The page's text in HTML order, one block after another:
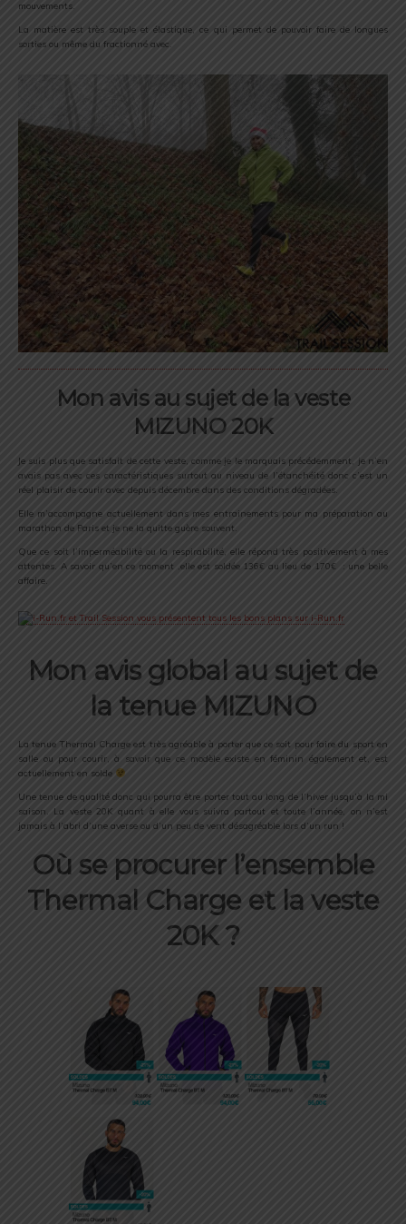
mouvements.
La matière est très souple et élastique, ce qui permet de pouvoir faire de longues
sorties ou même du fractionné avec.
Mon avis au sujet de la veste
MIZUNO 20K
Je suis plus que satisfait de cette veste, comme je le marquais précédemment, je n’en
avais pas avec ces caractéristiques surtout au niveau de l’étanchéité donc c’est un
réel plaisir de courir avec depuis décembre dans des conditions dégradées.
Elle m’accompagne actuellement dans mes entrainements pour ma préparation au
marathon de Paris et je ne la quitte guère souvent.
Que ce soit l’imperméabilité ou la respirabilité, elle répond très positivement à mes
attentes. A savoir qu’en ce moment ,elle est soldée 136€ au lieu de 170€ : une belle
affaire.
Mon avis global au sujet de
la tenue MIZUNO
La tenue Thermal Charge est très agréable à porter que ce soit pour faire du sport en
salle ou pour courir, à savoir que ce modèle existe en féminin également et, est
actuellement en solde
Une tenue de qualité donc qui pourra être porter tout au long de l’hiver jusqu’à la mi
saison. La veste 20K quant à elle vous suivra partout et toute l’année, on n’est
jamais à l’abri d’une averse ou d’un peu de vent désagréable lors d’un run !
Où se procurer l’ensemble
Thermal Charge et la veste
20K ?